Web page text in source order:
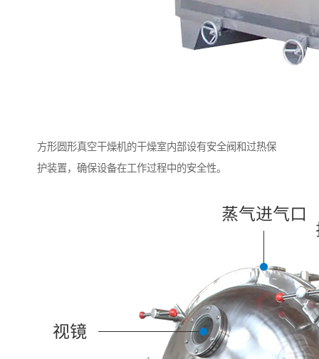
方形圆形真空干燥机的干燥室内部设有安全阀和过热保
护装置，确保设备在工作过程中的安全性。